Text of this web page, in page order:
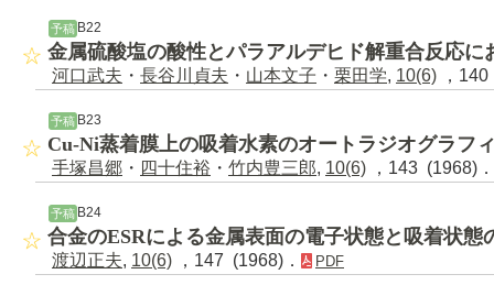
予稿B22
金属硫酸塩の酸性とパラアルデヒド解重合反応に
河口武夫 ・ 長谷川貞夫 ・ 山本文子 ・ 栗田学, 10(6) ，
予稿 B23
Cu-Ni蒸着膜上の吸着水素のオートラジオグラフ
手塚昌郷 ・ 四十住裕 ・ 竹内豊三郎, 10(6) ，143 (1968)．
予稿 B24
合金のESRによる金属表面の電子状態と吸着状態
渡辺正夫, 10(6) ，147 (1968)． PDF